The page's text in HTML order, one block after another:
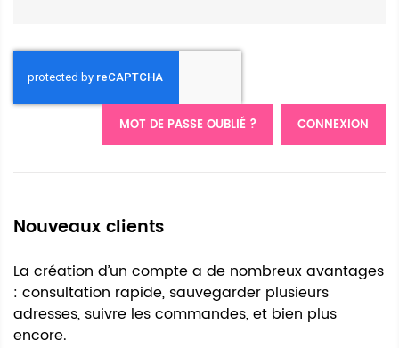
CONNEXION
MOT DE PASSE OUBLIÉ ?
Nouveaux clients
La création d’un compte a de nombreux avantages
: consultation rapide, sauvegarder plusieurs
adresses, suivre les commandes, et bien plus
encore.